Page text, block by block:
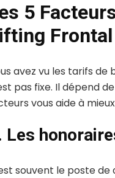
5
Frontal
avez vu les tarifs de
pas fixe. Il dépend
vous aide à
Les
souvent le poste